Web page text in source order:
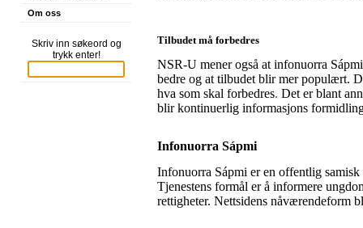
Om oss
Skriv inn søkeord og
trykk enter!
Tilbudet må forbedres
NSR-U mener også at infonuorra
bedre og at tilbudet blir mer populært.
hva som skal forbedres. Det er blant
blir kontinuerlig informasjons
Infonuorra Sápmi
Infonuorra Sápmi er en offentlig
Tjenestens formål er å informere
rettigheter. Nettsidens nåværendeform